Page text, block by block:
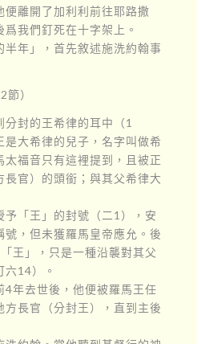
便離開了加利利前往耶路撒
我們釘死在十字架上。
半年」，首先敘述施洗約翰事
）
封的王希律的耳中（1
是大希律的兒子，名字叫做希
福音只有這裡提到，且被正
官）的頭銜；與其父希律大
「王」的封號（二1），安
，但未獲羅馬皇帝應允。後
王」，只是一種沿襲對其父
14）。
4年去世後，他便被羅馬王任
長官（分封王），直到主後